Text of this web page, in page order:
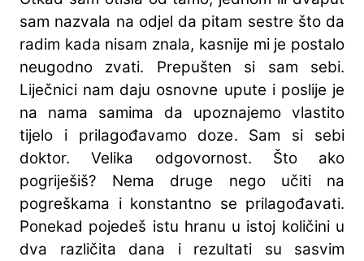
sam nazvala na odjel da pitam sestre što da
radim kada nisam znala, kasnije mi je postalo
neugodno zvati. Prepušten si sam sebi.
Liječnici nam daju osnovne upute i poslije je
na nama samima da upoznajemo vlastito
tijelo i prilagođavamo doze. Sam si sebi
doktor. Velika odgovornost. Što ako
pogriješiš? Nema druge nego učiti na
pogreškama i konstantno se prilagođavati.
Ponekad pojedeš istu hranu u istoj količini u
dva različita dana i rezultati su sasvim